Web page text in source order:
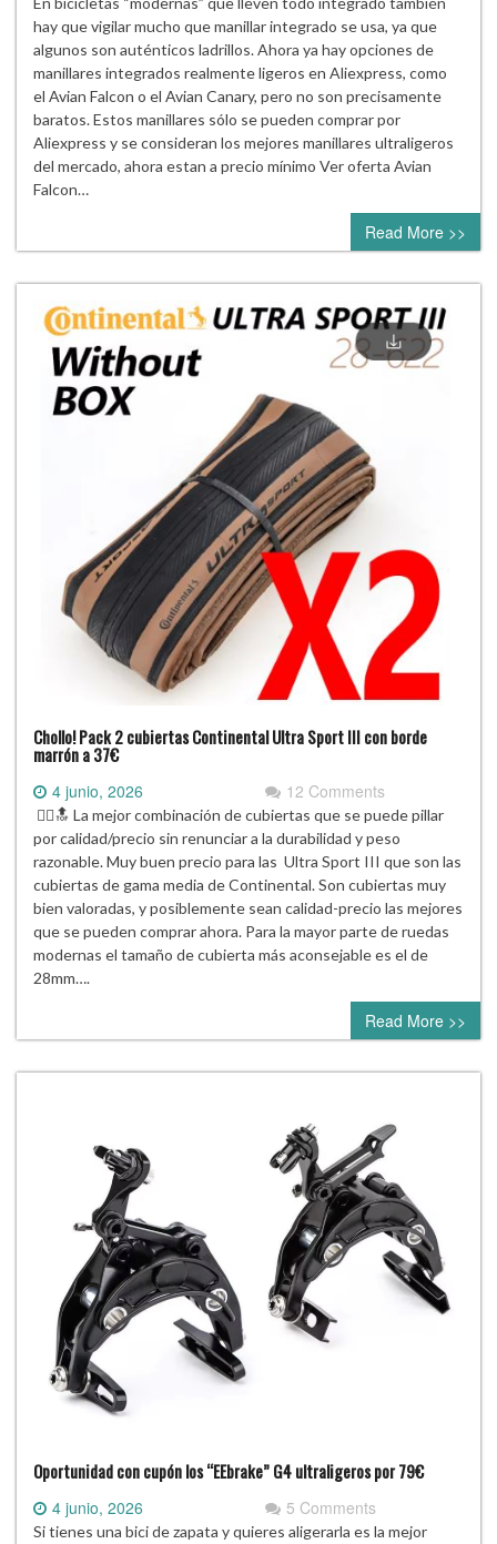
hay que vigilar mucho que manillar integrado se usa, ya que
algunos son auténticos ladrillos. Ahora ya hay opciones de
manillares integrados realmente ligeros en Aliexpress, como
el Avian Falcon o el Avian Canary, pero no son precisamente
baratos. Estos manillares sólo se pueden comprar por
Aliexpress y se consideran los mejores manillares ultraligeros
del mercado, ahora estan a precio mínimo Ver oferta Avian
Falcon…
Read More >>
Chollo! Pack 2 cubiertas Continental Ultra Sport III con borde
marrón a 37€
4 junio, 2026 12 Comments
🚴‍♂️🔝 La mejor combinación de cubiertas que se puede pillar
por calidad/precio sin renunciar a la durabilidad y peso
razonable. Muy buen precio para las Ultra Sport III que son las
cubiertas de gama media de Continental. Son cubiertas muy
bien valoradas, y posiblemente sean calidad-precio las mejores
que se pueden comprar ahora. Para la mayor parte de ruedas
modernas el tamaño de cubierta más aconsejable es el de
28mm….
Read More >>
Oportunidad con cupón los “EEbrake” G4 ultraligeros por 79€
4 junio, 2026 5 Comments
Si tienes una bici de zapata y quieres aligerarla es la mejor